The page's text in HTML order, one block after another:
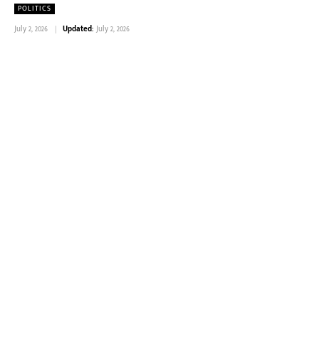
POLITICS
July 2, 2026 Updated: July 2, 2026